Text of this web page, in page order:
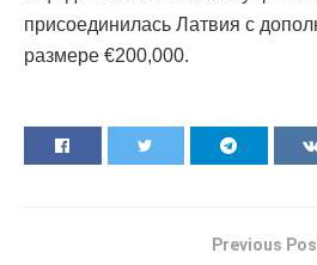
присоединилась Латвия с
размере €200,000.
Previous